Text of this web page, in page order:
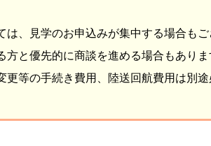
は、見学のお申込みが集中する場合も
方と優先的に商談を進める場合もありま
更等の手続き費用、陸送回航費用は別途